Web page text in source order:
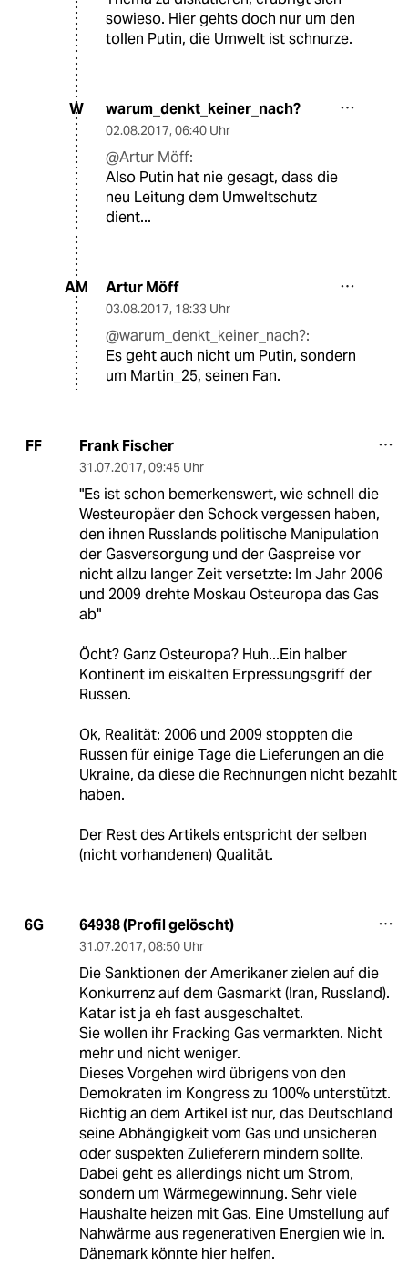
sowieso. Hier gehts doch nur um den
tollen Putin, die Umwelt ist schnurze.
W warum_denkt_keiner_nach?
02.08.2017, 06:40 Uhr
@Artur Möff:
Also Putin hat nie gesagt, dass die
neu Leitung dem Umweltschutz
dient...
AM Artur Möff
03.08.2017, 18:33 Uhr
@warum_denkt_keiner_nach?:
Es geht auch nicht um Putin, sondern
um Martin_25, seinen Fan.
FF Frank Fischer
31.07.2017, 09:45 Uhr
"Es ist schon bemerkenswert, wie schnell die
Westeuropäer den Schock vergessen haben,
den ihnen Russlands politische Manipulation
der Gasversorgung und der Gaspreise vor
nicht allzu langer Zeit versetzte: Im Jahr 2006
und 2009 drehte Moskau Osteuropa das Gas
ab"
Öcht? Ganz Osteuropa? Huh...Ein halber
Kontinent im eiskalten Erpressungsgriff der
Russen.
Ok, Realität: 2006 und 2009 stoppten die
Russen für einige Tage die Lieferungen an die
Ukraine, da diese die Rechnungen nicht bezahlt
haben.
Der Rest des Artikels entspricht der selben
(nicht vorhandenen) Qualität.
6G 64938 (Profil gelöscht)
31.07.2017, 08:50 Uhr
Die Sanktionen der Amerikaner zielen auf die
Konkurrenz auf dem Gasmarkt (Iran, Russland).
Katar ist ja eh fast ausgeschaltet.
Sie wollen ihr Fracking Gas vermarkten. Nicht
mehr und nicht weniger.
Dieses Vorgehen wird übrigens von den
Demokraten im Kongress zu 100% unterstützt.
Richtig an dem Artikel ist nur, das Deutschland
seine Abhängigkeit vom Gas und unsicheren
oder suspekten Zulieferern mindern sollte.
Dabei geht es allerdings nicht um Strom,
sondern um Wärmegewinnung. Sehr viele
Haushalte heizen mit Gas. Eine Umstellung auf
Nahwärme aus regenerativen Energien wie in.
Dänemark könnte hier helfen.